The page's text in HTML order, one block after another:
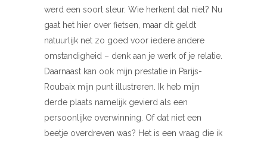
werd een soort sleur. Wie herkent dat niet? Nu
gaat het hier over fietsen, maar dit geldt
natuurlijk net zo goed voor iedere andere
omstandigheid – denk aan je werk of je relatie.
Daarnaast kan ook mijn prestatie in Parijs-
Roubaix mijn punt illustreren. Ik heb mijn
derde plaats namelijk gevierd als een
persoonlijke overwinning. Of dat niet een
beetje overdreven was? Het is een vraag die ik